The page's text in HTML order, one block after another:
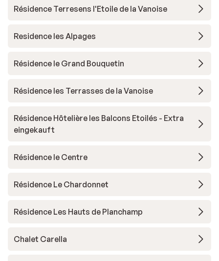
Résidence Terresens l'Etoile de la Vanoise
Residence les Alpages
Résidence le Grand Bouquetin
Résidence les Terrasses de la Vanoise
Résidence Hôtelière les Balcons Etoilés - Extra
eingekauft
Résidence le Centre
Résidence Le Chardonnet
Résidence Les Hauts de Planchamp
Chalet Carella